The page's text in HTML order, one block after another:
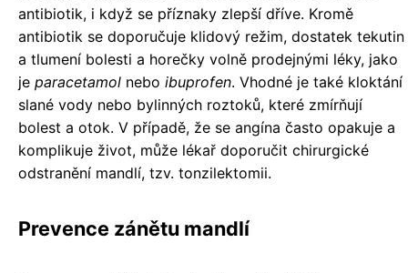
antibiotik, i když se příznaky zlepší dříve. Kromě
antibiotik se doporučuje klidový režim, dostatek tekutin
a tlumení bolesti a horečky volně prodejnými léky, jako
je paracetamol nebo ibuprofen. Vhodné je také kloktání
slané vody nebo bylinných roztoků, které zmírňují
bolest a otok. V případě, že se angína často opakuje a
komplikuje život, může lékař doporučit chirurgické
odstranění mandlí, tzv. tonzilektomii.
Prevence zánětu mandlí